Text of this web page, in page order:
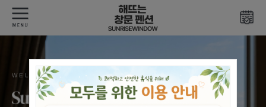
WELCOME TO